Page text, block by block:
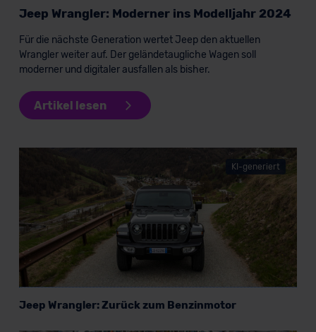
erteilen. Nähere Informationen zu den bestehenden
Datenschutzklauseln können Sie über den Kontakt zu
unserem Datenschutzbeauftragten unter
datenschutz@meinauto.de anfordern.
Datenschutzerklärung Impressum
Jeep Wrangler: Moderner ins Modelljahr 2024
Für die nächste Generation wertet Jeep den aktuellen
Wrangler weiter auf. Der geländetaugliche Wagen soll
moderner und digitaler ausfallen als bisher.
Artikel lesen
KI-generiert
Jeep Wrangler: Zurück zum Benzinmotor